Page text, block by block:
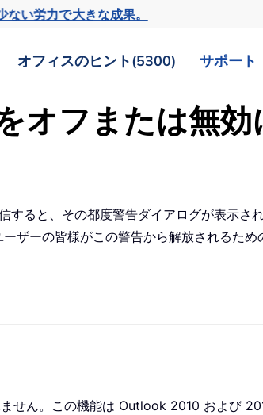
ない労力で大きな成果。
オフィスのヒント(5300) サポート
オフまたは無
ると、その都度警告ダイアログが表示さ
ザーの皆様がこの警告から解放されるた
せん。この機能は Outlook 2010 および